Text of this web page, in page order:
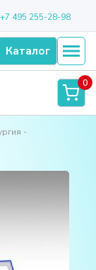
+7 495 255-28-98
Каталог
0